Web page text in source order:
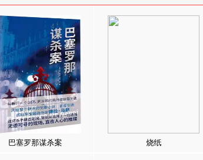
巴塞罗那谋杀案 烧纸